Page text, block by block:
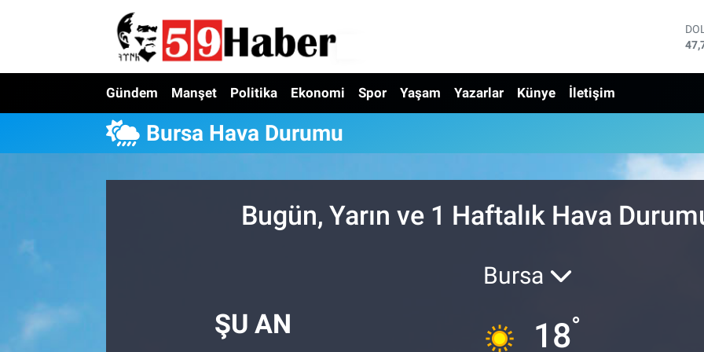
Gündem Manşet Politika Ekonomi Spor Yaşam Yazarlar Künye İletişim
Bursa Hava Durumu
Bugün, Yarın ve 1 Haftalık Hava
ŞU AN
Bursa
18°